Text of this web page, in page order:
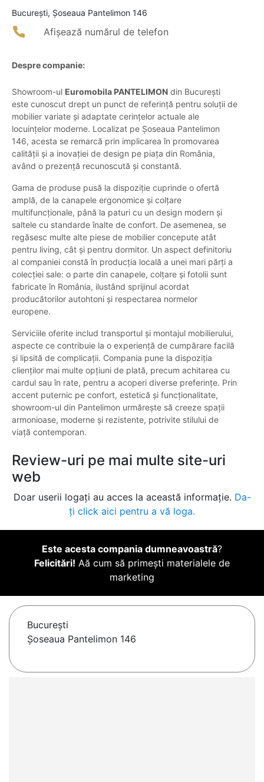
Bucureşti, Șoseaua Pantelimon 146
Afișează numărul de telefon
Despre companie:
Showroom-ul Euromobila PANTELIMON din București
este cunoscut drept un punct de referință pentru soluții de
mobilier variate şi adaptate cerințelor actuale ale
locuințelor moderne. Localizat pe Șoseaua Pantelimon
146, acesta se remarcă prin implicarea în promovarea
calității şi a inovației de design pe piața din România,
având o prezență recunoscută şi constantă.
Gama de produse pusă la dispoziție cuprinde o ofertă
amplă, de la canapele ergonomice şi colțare
multifuncționale, până la paturi cu un design modern şi
saltele cu standarde înalte de confort. De asemenea, se
regăsesc multe alte piese de mobilier concepute atât
pentru living, cât şi pentru dormitor. Un aspect definitoriu
al companiei constă în producția locală a unei mari părți a
colecției sale: o parte din canapele, colțare şi fotolii sunt
fabricate în România, ilustând sprijinul acordat
producătorilor autohtoni şi respectarea normelor
europene.
Serviciile oferite includ transportul şi montajul mobilierului,
aspecte ce contribuie la o experiență de cumpărare facilă
şi lipsită de complicații. Compania pune la dispoziția
clienților mai multe opțiuni de plată, precum achitarea cu
cardul sau în rate, pentru a acoperi diverse preferințe. Prin
accent puternic pe confort, estetică şi funcționalitate,
showroom-ul din Pantelimon urmărește să creeze spații
armonioase, moderne şi rezistente, potrivite stilului de
viață contemporan.
Review-uri pe mai multe site-uri
web
Doar userii logați au acces la această informație. Da-
ți click aici pentru a vă loga.
Este acesta compania dumneavoastră?
Felicitări! Aă cum să primești materialele de
marketing
Bucureşti
Șoseaua Pantelimon 146